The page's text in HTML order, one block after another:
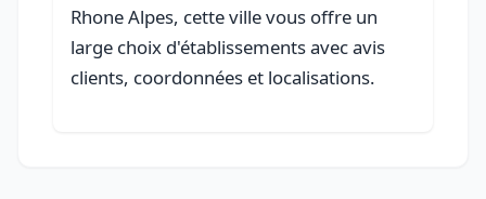
Rhone Alpes, cette ville vous offre un
large choix d'établissements avec avis
clients, coordonnées et localisations.